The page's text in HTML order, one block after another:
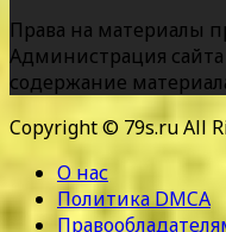
Права на материалы
Администрация сайта
содержание
Copyright © 79s.ru All
О нас
Политика DMCA